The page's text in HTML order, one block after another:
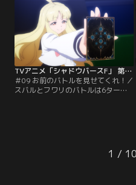
ヤルクラスの使い手であり、かなり
の強敵だという。いよいよ対決のと
き、バトルゾーンに入ったのは……
ライトではなく部長のイツキだっ
た！果たしてイツキはタツミの猛攻
をしのぎきれるのか！？
TVアニメ「シャドウバースF」 第09話
＃09 お前のバトルを見せてくれ！／
スバルとフワリのバトルは6ターン
二人の言葉、そこに真っ直ぐに切り
込んでいくのはライトだった。ライ
1